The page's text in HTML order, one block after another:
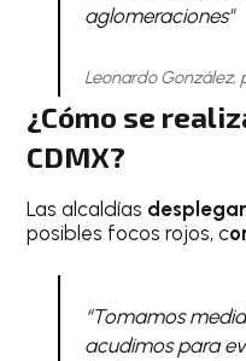
aglomeraciones"
Leonardo González,
¿Cómo se
CDMX?
Las alcaldías
posibles focos rojos, c
“Tomamos
acudimos para